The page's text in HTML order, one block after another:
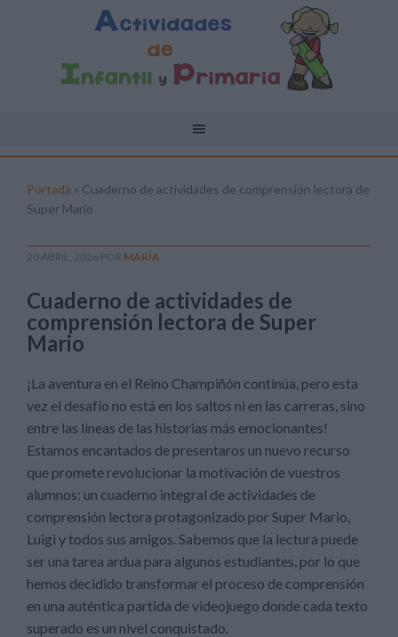
Portada » Cuaderno de actividades de comprensión lectora de
Super Mario
20 ABRIL, 2026 POR MARÍA
Cuaderno de actividades de
comprensión lectora de Super
Mario
¡La aventura en el Reino Champiñón continúa, pero esta
vez el desafío no está en los saltos ni en las carreras, sino
entre las líneas de las historias más emocionantes!
Estamos encantados de presentaros un nuevo recurso
que promete revolucionar la motivación de vuestros
alumnos: un cuaderno integral de actividades de
comprensión lectora protagonizado por Super Mario,
Luigi y todos sus amigos. Sabemos que la lectura puede
ser una tarea ardua para algunos estudiantes, por lo que
hemos decidido transformar el proceso de comprensión
en una auténtica partida de videojuego donde cada texto
superado es un nivel conquistado.